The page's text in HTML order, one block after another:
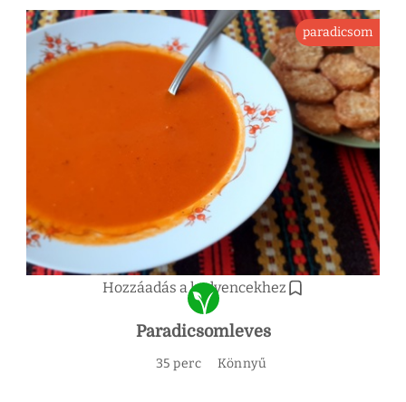
Hozzáadás a kedvencekhez
paradicsom
Paradicsomleves
35 perc Könnyű